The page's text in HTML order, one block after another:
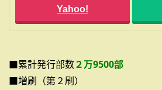
Yahoo!
■累計発行部数２万9500部
■増刷（第２刷）